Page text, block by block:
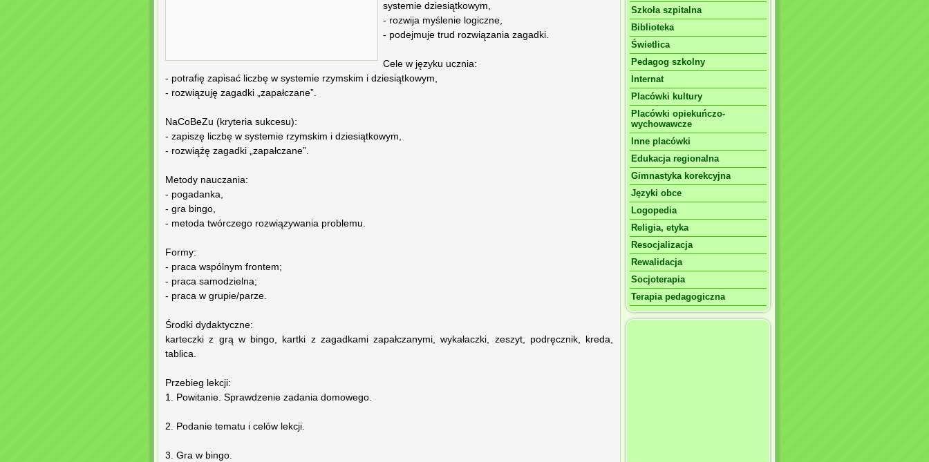
systemie dziesiątkowym,
- rozwija myślenie logiczne,
- podejmuje trud rozwiązania zagadki.
Cele w języku ucznia:
- potrafię zapisać liczbę w systemie rzymskim i dziesiątkowym,
- rozwiązuję zagadki „zapałczane”.
NaCoBeZu (kryteria sukcesu):
- zapiszę liczbę w systemie rzymskim i dziesiątkowym,
- rozwiążę zagadki „zapałczane”.
Metody nauczania:
- pogadanka,
- gra bingo,
- metoda twórczego rozwiązywania problemu.
Formy:
- praca wspólnym frontem;
- praca samodzielna;
- praca w grupie/parze.
Środki dydaktyczne:
karteczki z grą w bingo, kartki z zagadkami zapałczanymi, wykałaczki, zeszyt, podręcznik, kreda,
tablica.
Przebieg lekcji:
1. Powitanie. Sprawdzenie zadania domowego.
2. Podanie tematu i celów lekcji.
3. Gra w bingo.
Szkoła szpitalna
Biblioteka
Świetlica
Pedagog szkolny
Internat
Placówki kultury
Placówki opiekuńczo-
wychowawcze
Inne placówki
Edukacja regionalna
Gimnastyka korekcyjna
Języki obce
Logopedia
Religia, etyka
Resocjalizacja
Rewalidacja
Socjoterapia
Terapia pedagogiczna